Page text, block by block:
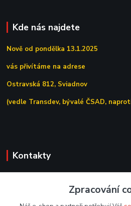
Kde nás najdete
Nově od pondělka 13.1.2025
vás přivítáme na adrese
Ostravská 812, Sviadnov
(vedle Transdev, bývalé ČSAD,
Kontakty
Zpracování